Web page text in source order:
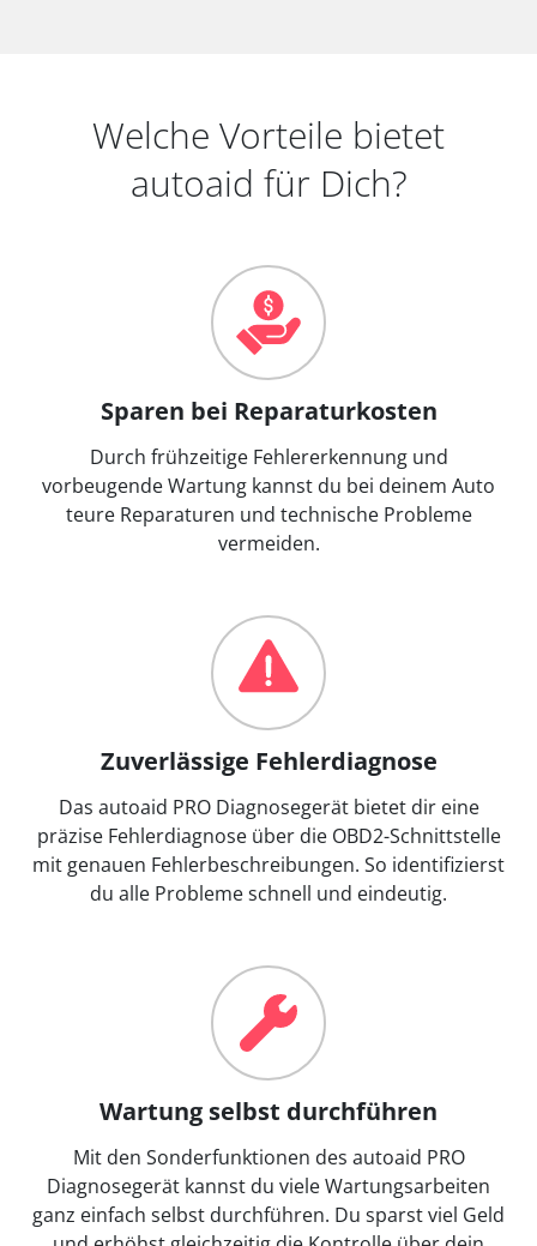
Welche Vorteile bietet
autoaid für Dich?
Sparen bei Reparaturkosten
Durch frühzeitige Fehlererkennung und
vorbeugende Wartung kannst du bei deinem Auto
teure Reparaturen und technische Probleme
vermeiden.
Zuverlässige Fehlerdiagnose
Das autoaid PRO Diagnosegerät bietet dir eine
präzise Fehlerdiagnose über die OBD2-Schnittstelle
mit genauen Fehlerbeschreibungen. So identifizierst
du alle Probleme schnell und eindeutig.
Wartung selbst durchführen
Mit den Sonderfunktionen des autoaid PRO
Diagnosegerät kannst du viele Wartungsarbeiten
ganz einfach selbst durchführen. Du sparst viel Geld